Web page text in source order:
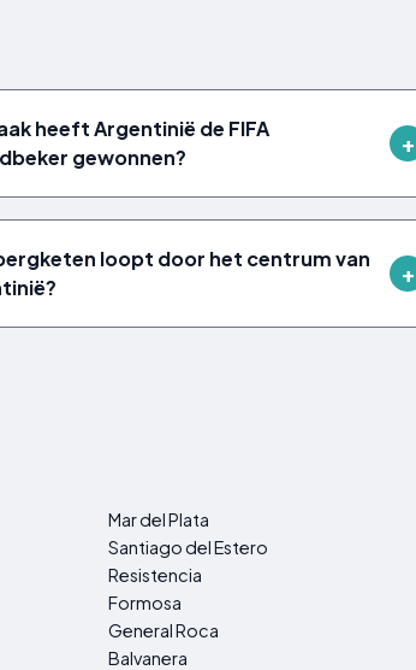
heeft Argentinië de FIFA
gewonnen?
loopt door het centrum van
Mar del Plata
Santiago del Estero
Resistencia
Formosa
General Roca
Balvanera